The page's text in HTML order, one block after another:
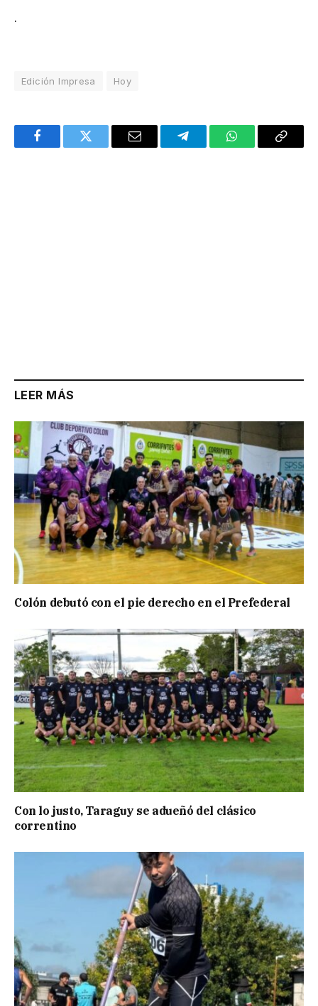
.
Edición Impresa Hoy
FacebookTwitter Email TelegramWhatsAppCopy
LEER MÁS
Colón debutó con el pie derecho en el Prefederal
Con lo justo, Taraguy se adueñó del clásico
correntino